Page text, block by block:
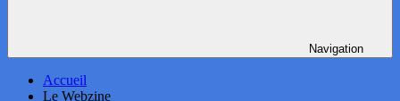
Navigation
Accueil
Le Webzine